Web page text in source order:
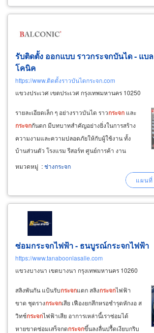
รับติดตั้ง ออกแบบ ราวกระจกบันได - แบล
โคนิค
https://www.ติดตั้งราวบันไดกระจก.com
แขวงประเวศ เขตประเวศ กรุงเทพมหานคร 10250
รายละเอียดเล็ก ๆ อย่างราวบันได ราวกระจก และ
กระจกกันตก มีบทบาทสำคัญอย่างยิ่งในการสร้าง
ความงามและความปลอดภัยให้กับผู้ใช้งาน ทั้ง
บ้านส่วนตัว โรงแรม รีสอร์ท ศูนย์การค้า งาน
โครงการ รับออกแบบราว
กันตก
หมวดหมู่ :ช่างกระจก
ซ่อมกระจกไฟฟ้า - ธนบูรณ์กระจกไฟฟ้า
https://www.tanaboonlasalle.com
แขวงบางนา เขตบางนา กรุงเทพมหานคร 10260
สลิงพันกัน แป้นรับกระจกแตก สลิงกระจกไฟฟ้า
ขาด ชุดรางกระจกเสีย เฟืองยกสึกหรอชำรุดหักงอ ส
วิทช์กระจกไฟฟ้าเสีย อาการเหล่านี้เราซ่อมได้
หายขาดซ่อมเสร็จกดกระจกขึ้นลงลื่นปรื้ดเงียบกริบ